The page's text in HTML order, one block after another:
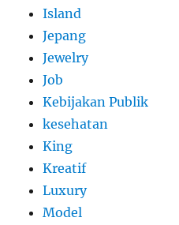
Island
Jepang
Jewelry
Job
Kebijakan Publik
kesehatan
King
Kreatif
Luxury
Model